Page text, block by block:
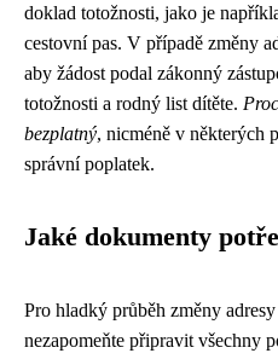
doklad totožnosti, jako je
cestovní pas. V případě změny
aby žádost podal zákonný
totožnosti a rodný list dítěte.
bezplatný, nicméně v některých
správní poplatek.
Jaké dokumenty
Pro hladký průběh změny
nezapomeňte připravit všechny